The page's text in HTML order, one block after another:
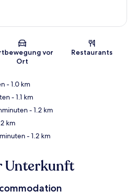
Karte
vor
Ort
Restaurants
- 1.0 km
- 1.1 km
- 1.2 km
km
- 1.2 km
Unterkunft